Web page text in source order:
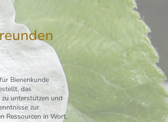
Bienenkunde
das
unterstützen und
zur
Ressourcen in Wort,